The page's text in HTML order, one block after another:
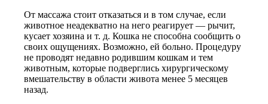
От массажа стоит отказаться и в том случае, если
животное неадекватно на него реагирует — рычит,
кусает хозяина и т. д. Кошка не способна сообщить о
своих ощущениях. Возможно, ей больно. Процедуру
не проводят недавно родившим кошкам и тем
животным, которые подверглись хирургическому
вмешательству в области живота менее 5 месяцев
назад.